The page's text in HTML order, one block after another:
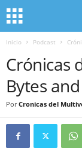
Inicio Podcast
Crónicas
Bytes
Por Cronicas del